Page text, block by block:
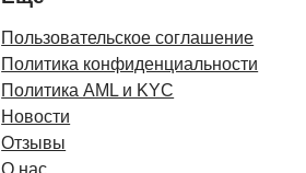
Пользовательское соглашение
Политика конфиденциальности
Политика AML и KYC
Новости
Отзывы